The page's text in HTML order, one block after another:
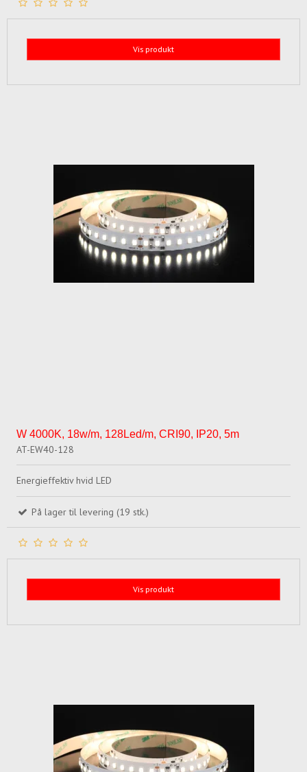
Vis produkt
W 4000K, 18w/m, 128Led/m, CRI90, IP20, 5m
AT-EW40-128
Energieffektiv hvid LED
På lager til levering (19 stk.)
Vis produkt